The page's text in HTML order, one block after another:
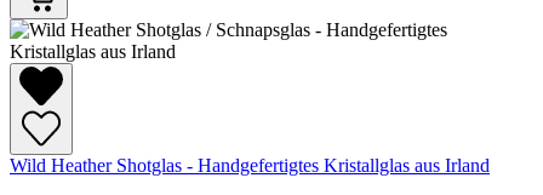
Wild Heather Shotglas - Handgefertigtes Kristallglas aus Irland